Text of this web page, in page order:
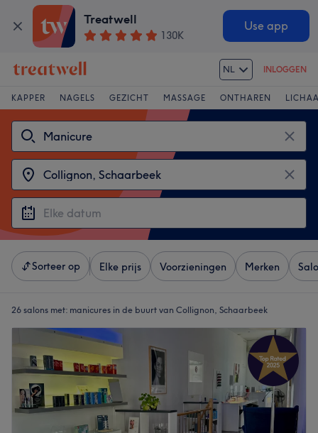
Treatwell
130K
Use app
NL INLOGGEN
KAPPER NAGELS GEZICHT MASSAGE ONTHAREN
Sorteer op Elke prijs Voorzieningen Merken
26 salons met: manicures in de buurt van Collignon, Schaarbeek